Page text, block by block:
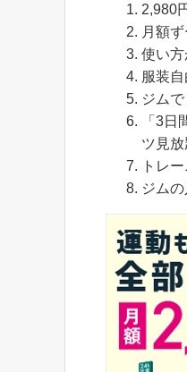
2,980
月額
使い
服装
ジム
「3
ツ見放
トレ
ジム